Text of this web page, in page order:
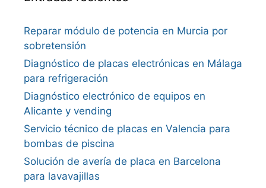
Reparar módulo de potencia en Murcia por
sobretensión
Diagnóstico de placas electrónicas en Málaga
para refrigeración
Diagnóstico electrónico de equipos en
Alicante y vending
Servicio técnico de placas en Valencia para
bombas de piscina
Solución de avería de placa en Barcelona
para lavavajillas